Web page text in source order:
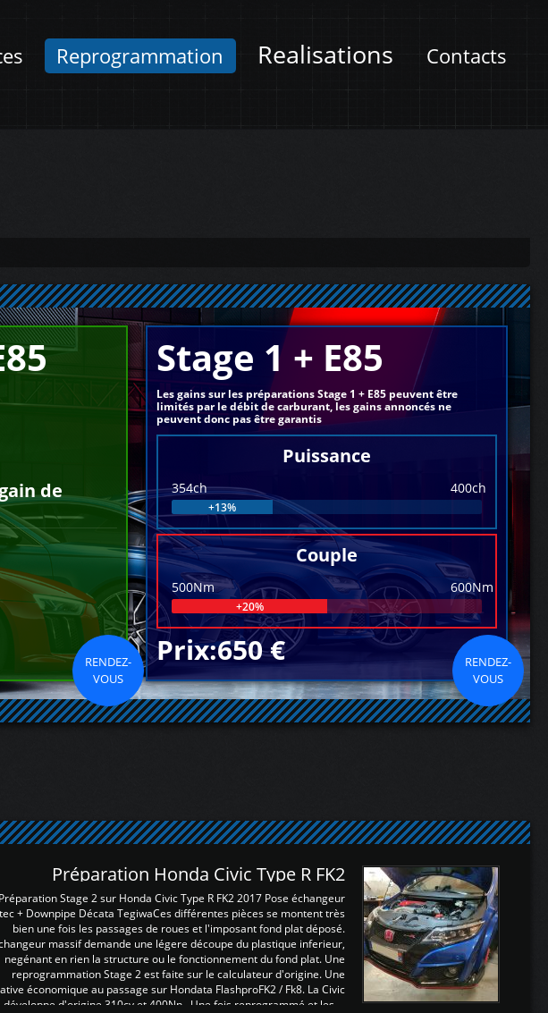
Reprogrammation Realisations Contacts
de
RENDEZ-
VOUS
Stage 1 + E85
Les gains sur les préparations Stage 1 + E85 peuvent être
limités par le débit de carburant, les gains annoncés ne
peuvent donc pas être garantis
Puissance
354ch 400ch
+13%
Couple
500Nm 600Nm
+20%
Prix:650 €
RENDEZ-
VOUS
Préparation Honda Civic Type R FK2
Préparation Stage 2 sur Honda Civic Type R FK2 2017 Pose échangeur
+ Downpipe Décata TegiwaCes différentes pièces se montent très
bien une fois les passages de roues et l'imposant fond plat déposé.
massif demande une légere découpe du plastique inferieur,
negénant en rien la structure ou le fonctionnement du fond plat. Une
reprogrammation Stage 2 est faite sur le calculateur d'origine. Une
économique au passage sur Hondata FlashproFK2 / Fk8. La Civic
développe d'origine 310cv et 400Nn , Une fois reprogrammé et les ...